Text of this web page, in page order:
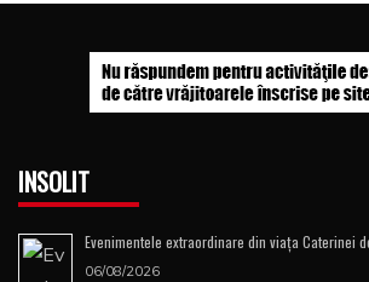
INSOLIT
Evenimentele extraordinare din viața Caterinei
06/08/2026